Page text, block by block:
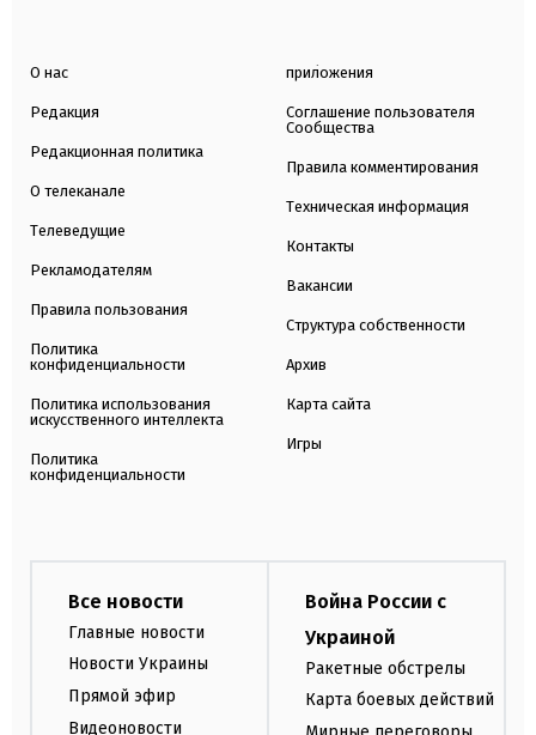
О нас
Редакция
Редакционная политика
О телеканале
Телеведущие
Рекламодателям
Правила пользования
Политика
конфиденциальности
Политика использования
искусственного интеллекта
Политика
конфиденциальности
приложения
Соглашение пользователя
Сообщества
Правила комментирования
Техническая информация
Контакты
Вакансии
Структура собственности
Архив
Карта сайта
Игры
Все новости
Главные новости
Новости Украины
Прямой эфир
Видеоновости
Война России с
Украиной
Ракетные обстрелы
Карта боевых действий